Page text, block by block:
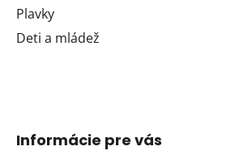
Plavky
Deti a mládež
Informácie pre vás